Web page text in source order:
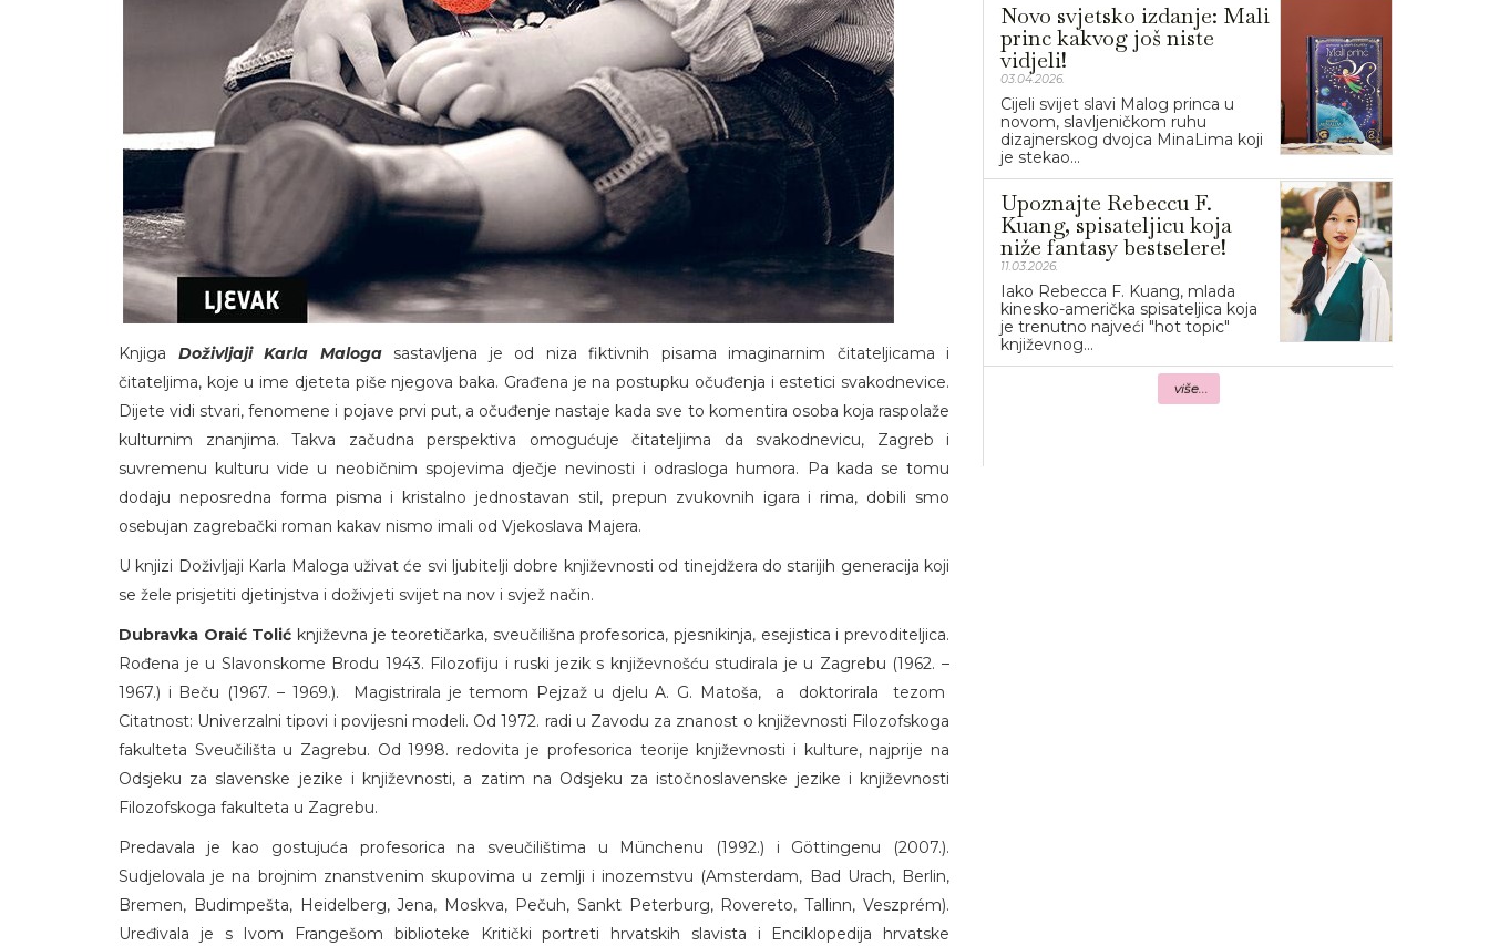
Knjiga Doživljaji Karla Maloga sastavljena je od niza fiktivnih pisama imaginarnim čitateljicama i
čitateljima, koje u ime djeteta piše njegova baka. Građena je na postupku očuđenja i estetici svakodnevice.
Dijete vidi stvari, fenomene i pojave prvi put, a očuđenje nastaje kada sve to komentira osoba koja raspolaže
kulturnim znanjima. Takva začudna perspektiva omogućuje čitateljima da svakodnevicu, Zagreb i
suvremenu kulturu vide u neobičnim spojevima dječje nevinosti i odrasloga humora. Pa kada se tomu
dodaju neposredna forma pisma i kristalno jednostavan stil, prepun zvukovnih igara i rima, dobili smo
osebujan zagrebački roman kakav nismo imali od Vjekoslava Majera.
U knjizi Doživljaji Karla Maloga uživat će svi ljubitelji dobre književnosti od tinejdžera do starijih generacija koji
se žele prisjetiti djetinjstva i doživjeti svijet na nov i svjež način.
Dubravka Oraić Tolić književna je teoretičarka, sveučilišna profesorica, pjesnikinja, esejistica i prevoditeljica.
Rođena je u Slavonskome Brodu 1943. Filozofiju i ruski jezik s književnošću studirala je u Zagrebu (1962. –
1967.) i Beču (1967. – 1969.). Magistrirala je temom Pejzaž u djelu A. G. Matoša, a doktorirala tezom
Citatnost: Univerzalni tipovi i povijesni modeli. Od 1972. radi u Zavodu za znanost o književnosti Filozofskoga
fakulteta Sveučilišta u Zagrebu. Od 1998. redovita je profesorica teorije književnosti i kulture, najprije na
Odsjeku za slavenske jezike i književnosti, a zatim na Odsjeku za istočnoslavenske jezike i književnosti
Filozofskoga fakulteta u Zagrebu.
Predavala je kao gostujuća profesorica na sveučilištima u Münchenu (1992.) i Göttingenu (2007.).
Sudjelovala je na brojnim znanstvenim skupovima u zemlji i inozemstvu (Amsterdam, Bad Urach, Berlin,
Bremen, Budimpešta, Heidelberg, Jena, Moskva, Pečuh, Sankt Peterburg, Rovereto, Tallinn, Veszprém).
Uređivala je s Ivom Frangešom biblioteke Kritički portreti hrvatskih slavista i Enciklopedija hrvatske
Novo svjetsko izdanje: Mali
princ kakvog još niste
vidjeli!
03.04.2026.
Cijeli svijet slavi Malog princa u
novom, slavljeničkom ruhu
dizajnerskog dvojca MinaLima koji
je stekao...
Upoznajte Rebeccu F.
Kuang, spisateljicu koja
niže fantasy bestselere!
11.03.2026.
Iako Rebecca F. Kuang, mlada
kinesko-američka spisateljica koja
je trenutno najveći "hot topic"
književnog...
više...